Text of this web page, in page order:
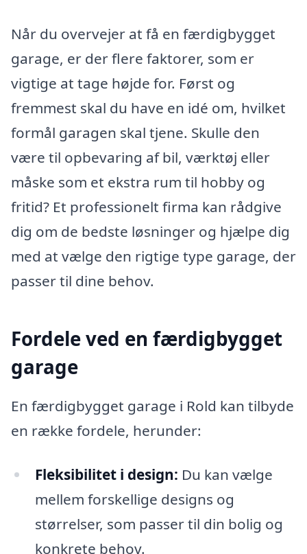
Når du overvejer at få en færdigbygget
garage, er der flere faktorer, som er
vigtige at tage højde for. Først og
fremmest skal du have en idé om, hvilket
formål garagen skal tjene. Skulle den
være til opbevaring af bil, værktøj eller
måske som et ekstra rum til hobby og
fritid? Et professionelt firma kan rådgive
dig om de bedste løsninger og hjælpe dig
med at vælge den rigtige type garage, der
passer til dine behov.
Fordele ved en færdigbygget
garage
En færdigbygget garage i Rold kan tilbyde
en række fordele, herunder:
Fleksibilitet i design: Du kan vælge
mellem forskellige designs og
størrelser, som passer til din bolig og
konkrete behov.